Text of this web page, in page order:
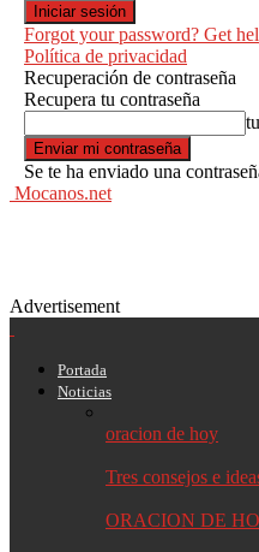
Forgot your password? Get
Política de privacidad
Recuperación de contraseña
Recupera tu contraseña
Se te ha enviado una
Mocanos.net
Advertisement
Portada
Noticias
oracion de hoy
Tres consejos e
ORACION DE